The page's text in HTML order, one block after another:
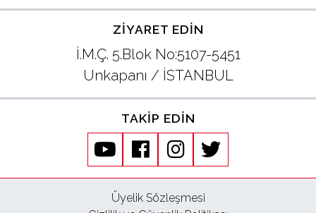
ZIYARET EDIN
İ.M.Ç. 5.Blok No:5107-5451
Unkapanı / İSTANBUL
TAKIP EDIN
youtubefacebookinstagram
Üyelik Sözleşmesi